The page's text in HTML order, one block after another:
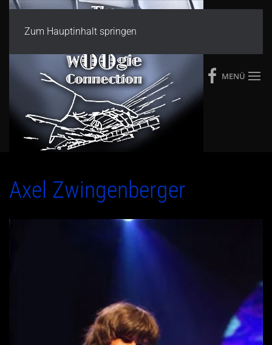
Zum Hauptinhalt springen
MENÜ
Axel Zwingenberger